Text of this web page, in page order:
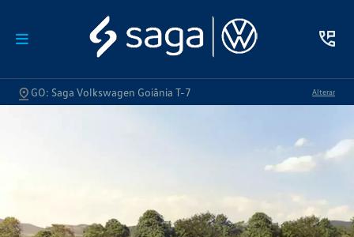
GO: Saga Volkswagen Goiânia T-7 Alterar